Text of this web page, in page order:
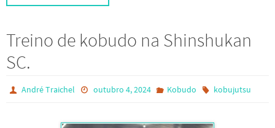
Treino de kobudo na Shinshukan
SC.
André Traichel outubro 4, 2024 Kobudo kobujutsu